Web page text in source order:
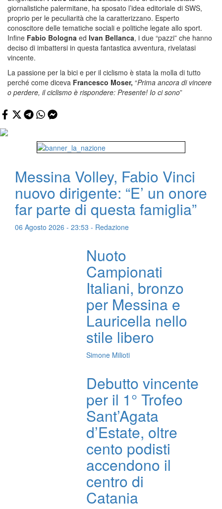
giornalistiche palermitane, ha sposato l’idea editoriale di SWS,
proprio per le peculiarità che la caratterizzano. Esperto
conoscitore delle tematiche sociali e politiche legate allo sport.
Infine Fabio Bologna ed Ivan Bellanca, i due “pazzi” che hanno
deciso di imbattersi in questa fantastica avventura, rivelatasi
vincente.
La passione per la bici e per il ciclismo è stata la molla di tutto
perché come diceva Francesco Moser, “Prima ancora di vincere
o perdere, il ciclismo è rispondere: Presente! Io ci sono”
Messina Volley, Fabio Vinci
nuovo dirigente: “E’ un onore
far parte di questa famiglia”
06 Agosto 2026 - 23:53 - Redazione
Nuoto
Campionati
Italiani, bronzo
per Messina e
Lauricella nello
stile libero
Simone Milioti
Debutto vincente
per il 1° Trofeo
Sant’Agata
d’Estate, oltre
cento podisti
accendono il
centro di
Catania